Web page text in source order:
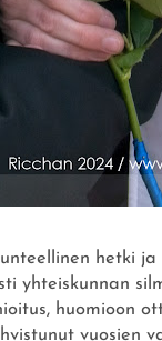
hetki
yhteiskunnan
huomioon
vuosien